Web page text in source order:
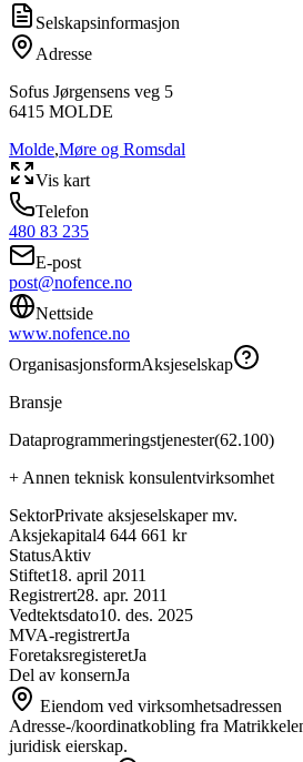
Selskapsinformasjon
Adresse
Sofus Jørgensens veg 5
6415 MOLDE
Molde,Møre og Romsdal
Vis kart
Telefon
480 83 235
E-post
post@nofence.no
Nettside
www.nofence.no
OrganisasjonsformAksjeselskap
Bransje
Dataprogrammeringstjenester(62.100)
+Annen teknisk konsulentvirksomhet
SektorPrivate aksjeselskaper mv.
Aksjekapital4 644 661 kr
StatusAktiv
Stiftet18. april 2011
Registrert28. apr. 2011
Vedtektsdato10. des. 2025
MVA-registrertJa
ForetaksregisteretJa
Del av konsernJa
Eiendom ved virksomhetsadressen
Adresse-/koordinatkobling fra
juridisk eierskap.